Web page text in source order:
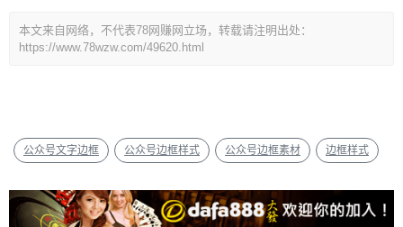
本文来自网络，不代表78网赚网立场，转载请注明出处：
https://www.78wzw.com/49620.html
公众号文字边框 公众号边框样式 公众号边框素材 边框样式